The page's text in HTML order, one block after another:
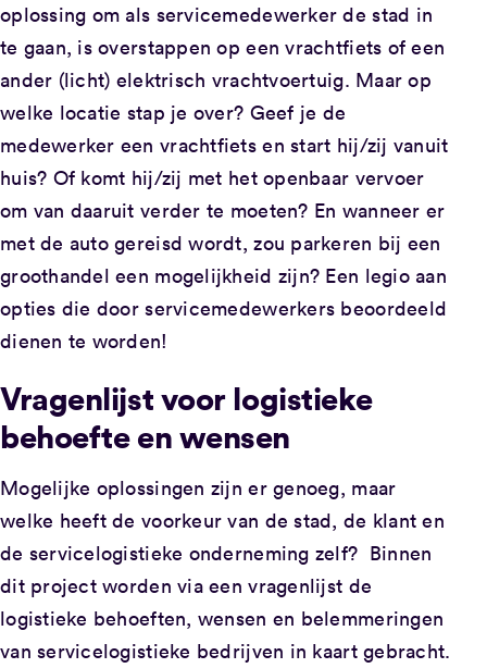
oplossing om als servicemedewerker de stad in
te gaan, is overstappen op een vrachtfiets of een
ander (licht) elektrisch vrachtvoertuig. Maar op
welke locatie stap je over? Geef je de
medewerker een vrachtfiets en start hij/zij vanuit
huis? Of komt hij/zij met het openbaar vervoer
om van daaruit verder te moeten? En wanneer er
met de auto gereisd wordt, zou parkeren bij een
groothandel een mogelijkheid zijn? Een legio aan
opties die door servicemedewerkers beoordeeld
dienen te worden!
Vragenlijst voor logistieke
behoefte en wensen
Mogelijke oplossingen zijn er genoeg, maar
welke heeft de voorkeur van de stad, de klant en
de servicelogistieke onderneming zelf? Binnen
dit project worden via een vragenlijst de
logistieke behoeften, wensen en belemmeringen
van servicelogistieke bedrijven in kaart gebracht.